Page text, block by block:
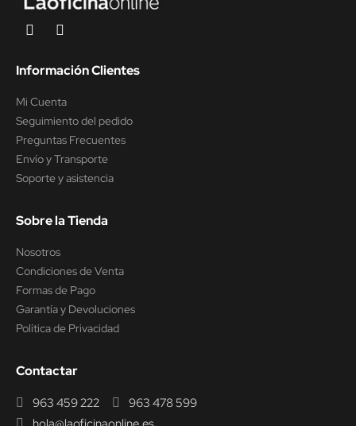
Información Clientes
Mi Cuenta
Seguimiento del pedido
Preguntas Frecuentes
Envío y Transporte
Soporte y asistencia
Sobre la Tienda
Nosotros
Condiciones de Venta
Formas de Pago
Garantía y Devoluciones
Política de Privacidad
Contactar
963 459 222
963 478 599